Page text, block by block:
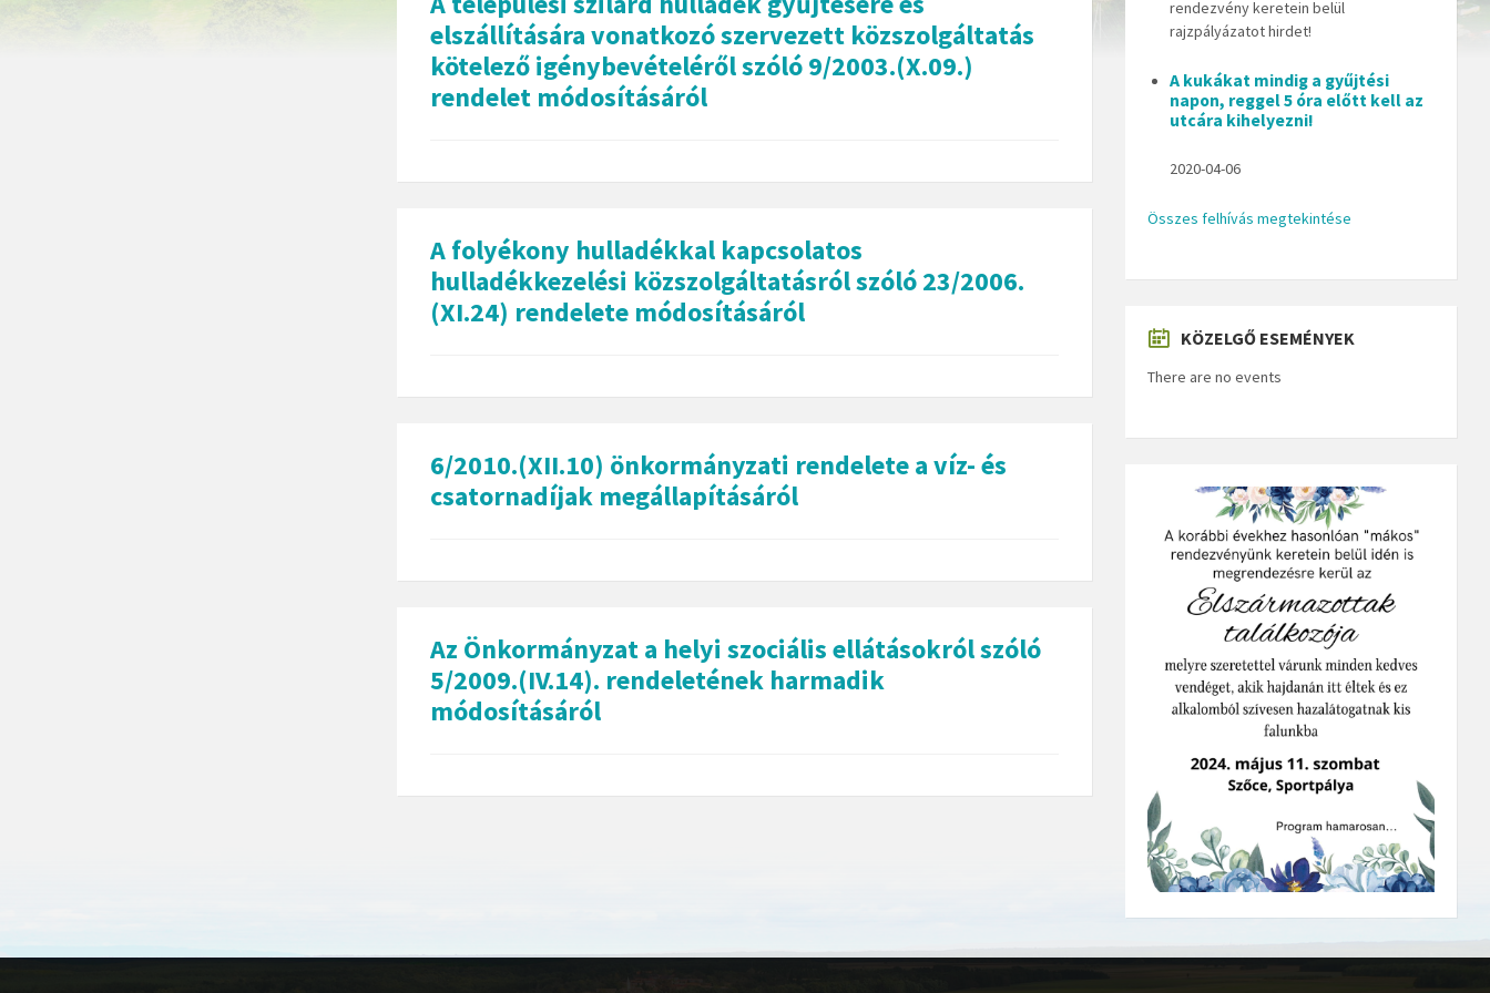
elszállítására vonatkozó szervezett közszolgáltatás
kötelező igénybevételéről szóló 9/2003.(X.09.)
rendelet módosításáról
A folyékony hulladékkal kapcsolatos
hulladékkezelési közszolgáltatásról szóló 23/2006.
(XI.24) rendelete módosításáról
6/2010.(XII.10) önkormányzati rendelete a víz- és
csatornadíjak megállapításáról
Az Önkormányzat a helyi szociális ellátásokról szóló
5/2009.(IV.14). rendeletének harmadik
módosításáról
rendezvény keretein belül
rajzpályázatot hirdet!
A kukákat mindig a gyűjtési
napon, reggel 5 óra előtt kell az
utcára kihelyezni!
2020-04-06
Összes felhívás megtekintése
KÖZELGŐ ESEMÉNYEK
There are no events